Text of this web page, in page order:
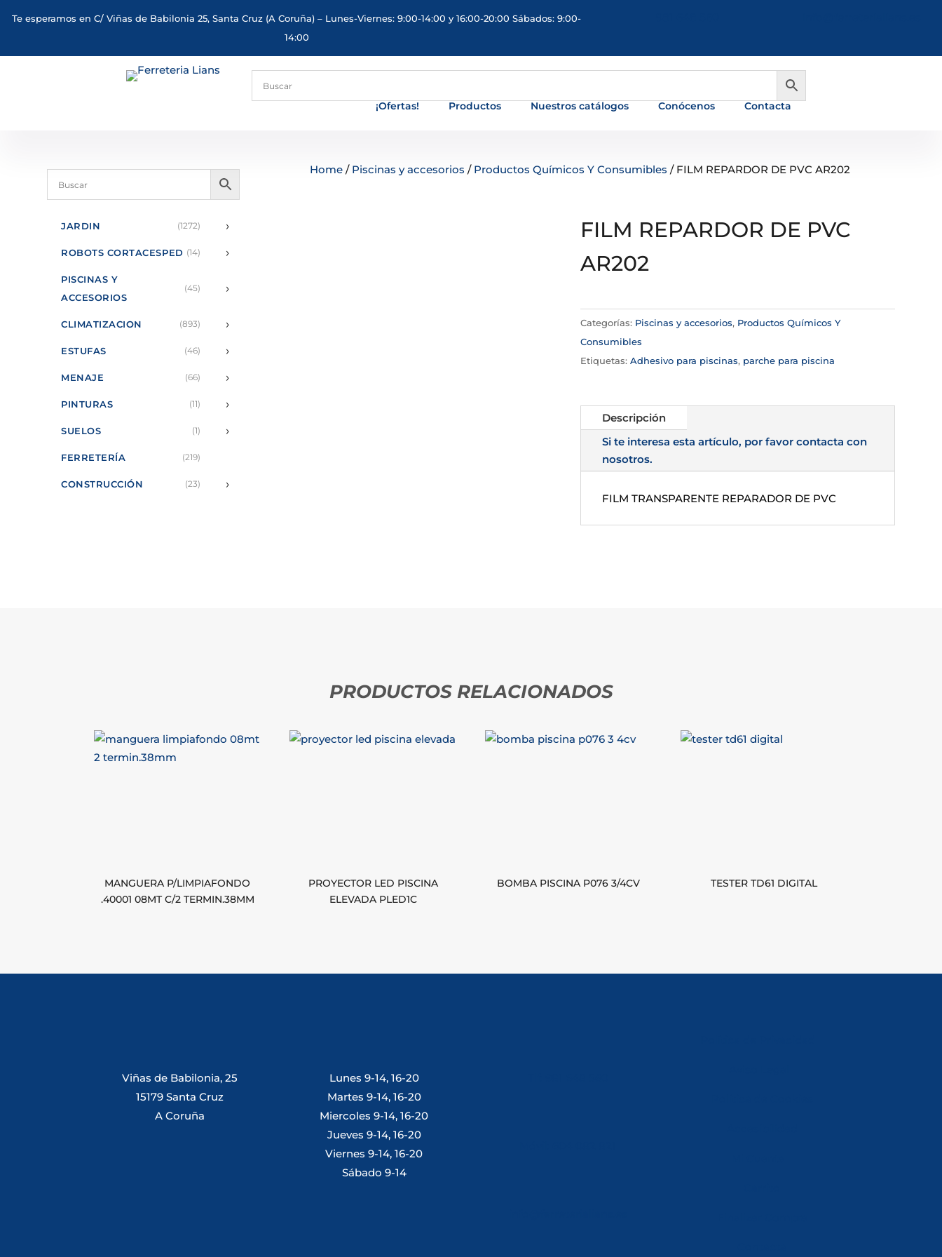
Te esperamos en C/ Viñas de Babilonia 25, Santa Cruz (A Coruña) – Lunes-Viernes: 9:00-14:00 y 16:00-20:00 Sábados: 9:00-
14:00
¡Ofertas! Productos Nuestros catálogos Conócenos Contacta
JARDIN (1272) ›
ROBOTS CORTACESPED (14) ›
PISCINAS Y
ACCESORIOS
(45) ›
CLIMATIZACION (893) ›
ESTUFAS (46) ›
MENAJE (66) ›
PINTURAS (11) ›
SUELOS (1) ›
FERRETERÍA (219)
CONSTRUCCIÓN (23) ›
Home / Piscinas y accesorios / Productos Químicos Y Consumibles / FILM REPARDOR DE PVC AR202
FILM REPARDOR DE PVC
AR202
Categorías: Piscinas y accesorios, Productos Químicos Y
Consumibles
Etiquetas: Adhesivo para piscinas, parche para piscina
Descripción
Si te interesa esta artículo, por favor contacta con
nosotros.
FILM TRANSPARENTE REPARADOR DE PVC
PRODUCTOS RELACIONADOS
MANGUERA P/LIMPIAFONDO
.40001 08MT C/2 TERMIN.38MM
PROYECTOR LED PISCINA
ELEVADA PLED1C
BOMBA PISCINA P076 3/4CV TESTER TD61 DIGITAL
Viñas de Babilonia, 25
15179 Santa Cruz
A Coruña
Lunes 9-14, 16-20
Martes 9-14, 16-20
Miercoles 9-14, 16-20
Jueves 9-14, 16-20
Viernes 9-14, 16-20
Sábado 9-14